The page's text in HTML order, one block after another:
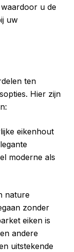
u de
uw
ten
Hier zijn
eikenhout
moderne als
nature
zonder
eiken is
andere
uitstekende